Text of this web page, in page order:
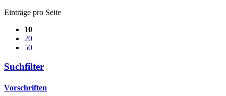
Einträge pro Seite
10
20
50
Suchfilter
Vorschriften